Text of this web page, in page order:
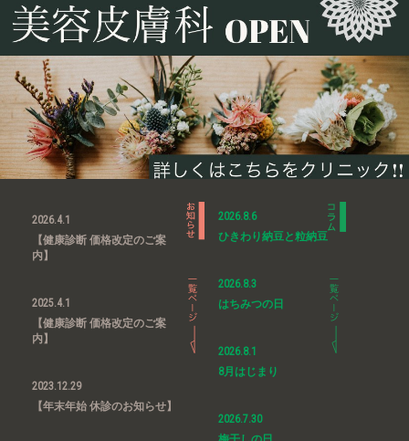
2026.4.1
【健康診断 価格改定のご案
内】
2025.4.1
【健康診断 価格改定のご案
内】
2023.12.29
【年末年始 休診のお知らせ】
2026.8.6
ひきわり納豆と粒納豆
2026.8.3
はちみつの日
2026.8.1
8月はじまり
2026.7.30